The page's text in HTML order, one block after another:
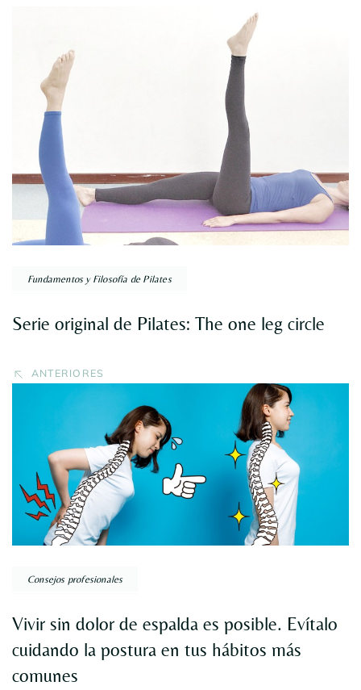
entradas
Fundamentos y Filosofía de Pilates
Serie original de Pilates: The one leg circle
ANTERIORES
Consejos profesionales
Vivir sin dolor de espalda es posible. Evítalo
cuidando la postura en tus hábitos más
comunes